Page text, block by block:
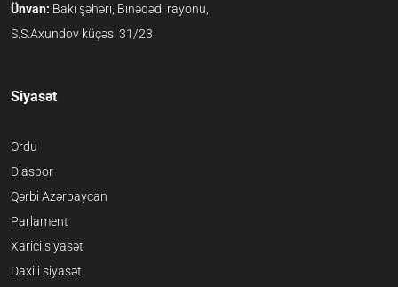
Ünvan: Bakı şəhəri, Binəqədi rayonu,
S.S.Axundov küçəsi 31/23
Siyasət
Ordu
Diaspor
Qərbi Azərbaycan
Parlament
Xarici siyasət
Daxili siyasət